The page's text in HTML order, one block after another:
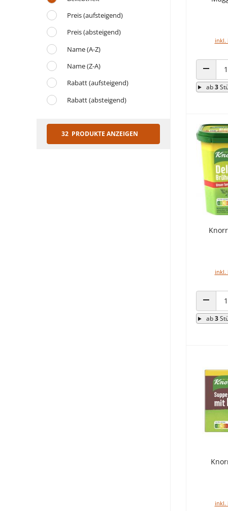
Preis (aufsteigend)
Preis (absteigend)
Name (A-Z)
Name (Z-A)
Rabatt (aufsteigend)
Rabatt (absteigend)
32 PRODUKTE ANZEIGEN
inkl.
ab3
inkl.
ab3
inkl.